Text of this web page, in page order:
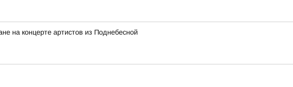
на концерте артистов из Поднебесной